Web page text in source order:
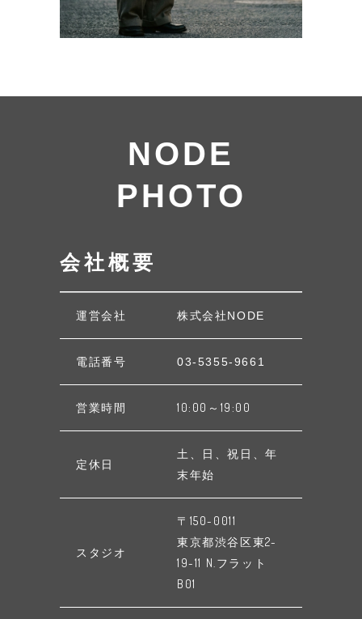
NODE
PHOTO
会社概要
運営会社 株式会社NODE
電話番号 03-5355-9661
営業時間 10:00～19:00
定休日
土、日、祝日、年
末年始
スタジオ
〒150-0011
東京都渋谷区東2-
19-11 N.フラット
B01